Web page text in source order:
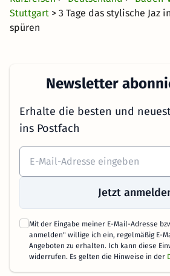
Stuttgart > 3 Tage das stylische Jaz
spüren
Newsletter
Erhalte die besten und
ins Postfach
Jetzt
Mit der Eingabe meiner E-Mail-Adresse
anmelden" willige ich ein, regelmäßig E-
Angeboten zu erhalten. Ich kann diese
widerrufen. Es gelten die Hinweise in der